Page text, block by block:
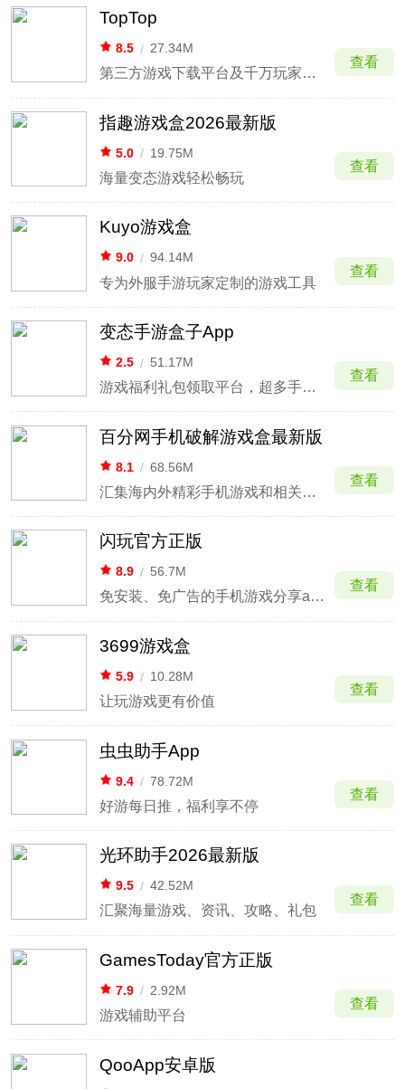
TopTop
8.5 / 27.34M
第三方游戏下载平台及千万玩家手游社区
查看
指趣游戏盒2026最新版
5.0 / 19.75M
海量变态游戏轻松畅玩
查看
Kuyo游戏盒
9.0 / 94.14M
专为外服手游玩家定制的游戏工具
查看
变态手游盒子App
2.5 / 51.17M
游戏福利礼包领取平台，超多手游福利资源免费领取
查看
百分网手机破解游戏盒最新版
8.1 / 68.56M
汇集海内外精彩手机游戏和相关资讯
查看
闪玩官方正版
8.9 / 56.7M
免安装、免广告的手机游戏分享app
查看
3699游戏盒
5.9 / 10.28M
让玩游戏更有价值
查看
虫虫助手App
9.4 / 78.72M
好游每日推，福利享不停
查看
光环助手2026最新版
9.5 / 42.52M
汇聚海量游戏、资讯、攻略、礼包
查看
GamesToday官方正版
7.9 / 2.92M
游戏辅助平台
查看
QooApp安卓版